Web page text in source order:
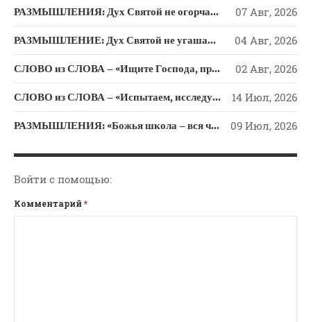
РАЗМЫШЛЕНИЯ: Дух Святой не огорчайте и не оскорбляйте! 07 Авг, 2026
РАЗМЫШЛЕНИЕ: Дух Святой не угашайте! 04 Авг, 2026
СЛОВО из СЛОВА – «Ищите Господа, призывайте Его» (Исаии 55) 02 Авг, 2026
СЛОВО из СЛОВА – «Испытаем, исследуем пути свои и обратимся к Господу» 14 Июл, 2026
РАЗМЫШЛЕНИЯ: «Божья школа – вся человеческая жизнь» 09 Июл, 2026
Войти с помощью:
Комментарий *